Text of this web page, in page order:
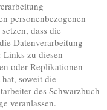
personenbezogenen
dass die
Datenverarbeitung
zu diesen
oder Replikationen
soweit die
des Schwarzbuch
veranlassen.